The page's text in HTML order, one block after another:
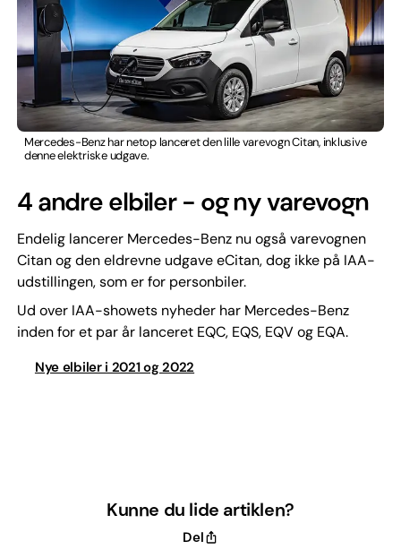
Mercedes-Benz har netop lanceret den lille varevogn Citan, inklusive
denne elektriske udgave.
4 andre elbiler - og ny varevogn
Endelig lancerer Mercedes-Benz nu også varevognen
Citan og den eldrevne udgave eCitan, dog ikke på IAA-
udstillingen, som er for personbiler.
Ud over IAA-showets nyheder har Mercedes-Benz
inden for et par år lanceret EQC, EQS, EQV og EQA.
Nye elbiler i 2021 og 2022
Kunne du lide artiklen?
Del